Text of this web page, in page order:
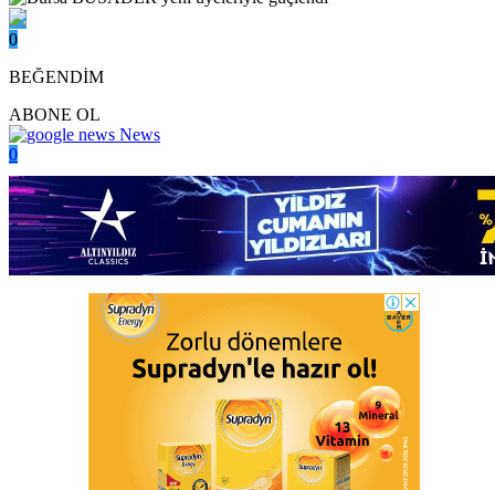
0
BEĞENDİM
ABONE OL
News
0